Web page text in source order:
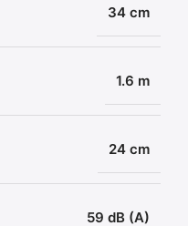
34 cm
1.6 m
24 cm
59 dB (A)